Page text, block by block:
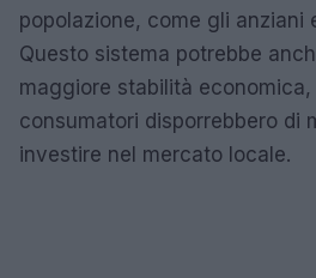
popolazione, come gli anziani
Questo sistema potrebbe
maggiore stabilità economica,
consumatori disporrebbero di
investire nel mercato locale.